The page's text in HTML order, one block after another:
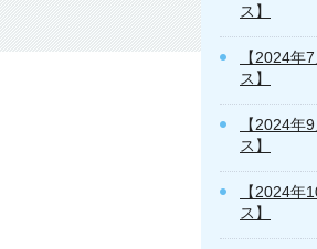
ス】
【2024年
ス】
【2024年
ス】
【2024年
ス】